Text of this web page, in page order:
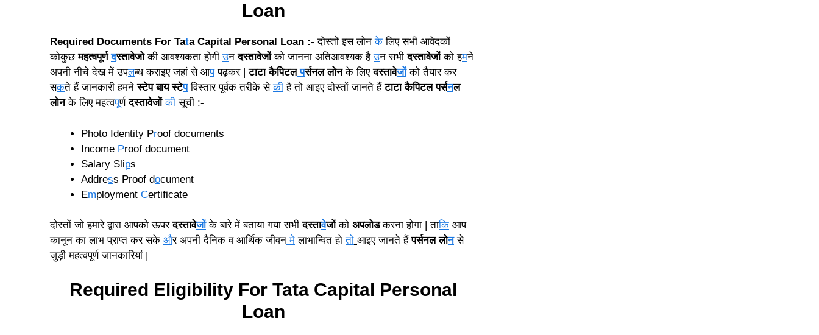
Loan
Required Documents For Tata Capital Personal Loan :- दोस्तों इस लोन के लिए सभी आवेदकों
कोकुछमहत्वपूर्णदस्तावेजोकी आवश्यकता होगीउनदस्तावेजोंको जानना अतिआवश्यक हैउन सभीदस्तावेजोंको हमने
अपनी नीचे देख में उपलब्ध कराइए जहां से आपपढ़कर |टाटा कैपिटलपर्सनल लोनके लिएदस्तावेजोंको तैयार कर
सकते हैं जानकारी हमने स्टेप बाय स्टेपविस्तार पूर्वक तरीके सेकी है तो आइए दोस्तों जानते हैंटाटा कैपिटल पर्सनल
लोनके लिए महत्वपूर्णदस्तावेजोंकी सूची :-
Photo Identity Proof documents
Income Proof document
Salary Slips
Address Proof document
Employment Certificate
दोस्तों जो हमारे द्वारा आपको ऊपरदस्तावेजोंके बारे में बताया गया सभीदस्तावेजोंको अपलोडकरना होगा | ताकि आप
कानून का लाभ प्राप्त कर सके और अपनी दैनिक व आर्थिक जीवन मे लाभान्वित होतो आइए जानते हैंपर्सनल लोनसे
जुड़ी महत्वपूर्ण जानकारियां |
Required Eligibility For Tata Capital Personal
Loan